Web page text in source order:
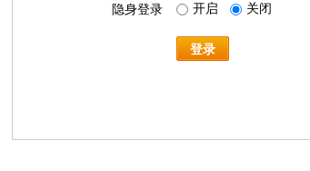
隐身登录 开启 关闭
登录